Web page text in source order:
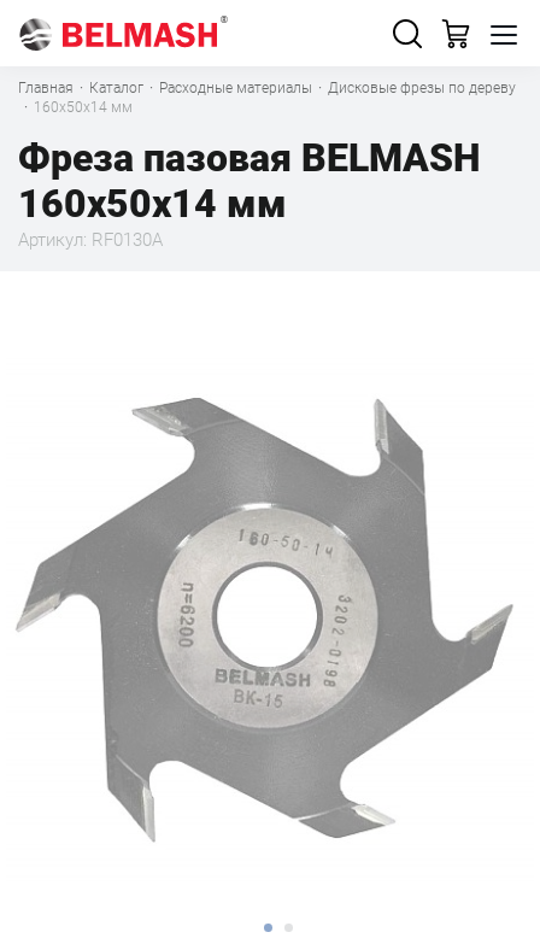
Главная · Каталог · Расходные материалы · Дисковые фрезы по дереву
· 160х50х14 мм
Фреза пазовая BELMASH
160х50х14 мм
Артикул: RF0130A